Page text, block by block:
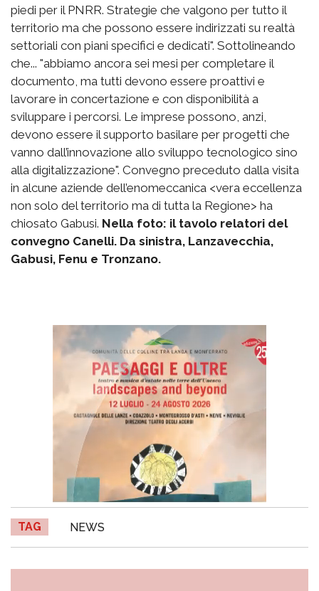
piedi per il PNRR. Strategie che valgono per tutto il
territorio ma che possono essere indirizzati su realtà
settoriali con piani specifici e dedicati". Sottolineando
che... "abbiamo ancora sei mesi per completare il
documento, ma tutti devono essere proattivi e
lavorare in concertazione e con disponibilità a
sviluppare i percorsi. Le imprese possono, anzi,
devono essere il supporto basilare per progetti che
vanno dall’innovazione allo sviluppo tecnologico sino
alla digitalizzazione". Convegno preceduto dalla visita
in alcune aziende dell’enomeccanica <vera eccellenza
non solo del territorio ma di tutta la Regione> ha
chiosato Gabusi. Nella foto: il tavolo relatori del
convegno Canelli. Da sinistra, Lanzavecchia,
Gabusi, Fenu e Tronzano.
TAG NEWS